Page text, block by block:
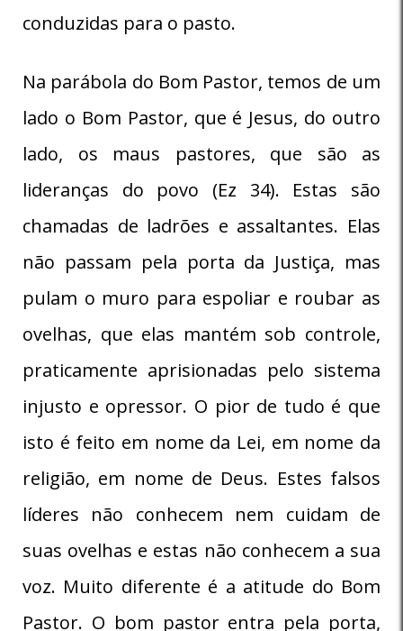
conduzidas para o pasto.
Na parábola do Bom Pastor, temos de um
lado o Bom Pastor, que é Jesus, do outro
lado, os maus pastores, que são as
lideranças do povo (Ez 34). Estas são
chamadas de ladrões e assaltantes. Elas
não passam pela porta da Justiça, mas
pulam o muro para espoliar e roubar as
ovelhas, que elas mantém sob controle,
praticamente aprisionadas pelo sistema
injusto e opressor. O pior de tudo é que
isto é feito em nome da Lei, em nome da
religião, em nome de Deus. Estes falsos
líderes não conhecem nem cuidam de
suas ovelhas e estas não conhecem a sua
voz. Muito diferente é a atitude do Bom
Pastor. O bom pastor entra pela porta,